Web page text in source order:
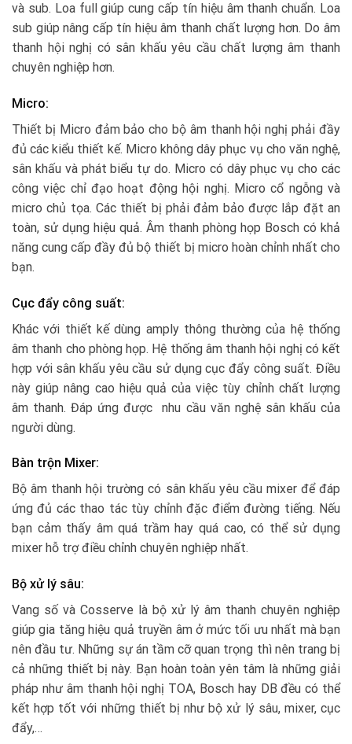
và sub. Loa full giúp cung cấp tín hiệu âm thanh chuẩn. Loa
sub giúp nâng cấp tín hiệu âm thanh chất lượng hơn. Do âm
thanh hội nghị có sân khấu yêu cầu chất lượng âm thanh
chuyên nghiệp hơn.
Micro:
Thiết bị Micro đảm bảo cho bộ âm thanh hội nghị phải đầy
đủ các kiểu thiết kế. Micro không dây phục vụ cho văn nghệ,
sân khấu và phát biểu tự do. Micro có dây phục vụ cho các
công việc chỉ đạo hoạt động hội nghị. Micro cổ ngỗng và
micro chủ tọa. Các thiết bị phải đảm bảo được lắp đặt an
toàn, sử dụng hiệu quả. Âm thanh phòng họp Bosch có khả
năng cung cấp đầy đủ bộ thiết bị micro hoàn chỉnh nhất cho
bạn.
Cục đẩy công suất:
Khác với thiết kế dùng amply thông thường của hệ thống
âm thanh cho phòng họp. Hệ thống âm thanh hội nghị có kết
hợp với sân khấu yêu cầu sử dụng cục đẩy công suất. Điều
này giúp nâng cao hiệu quả của việc tùy chỉnh chất lượng
âm thanh. Đáp ứng được nhu cầu văn nghệ sân khấu của
người dùng.
Bàn trộn Mixer:
Bộ âm thanh hội trường có sân khấu yêu cầu mixer để đáp
ứng đủ các thao tác tùy chỉnh đặc điểm đường tiếng. Nếu
bạn cảm thấy âm quá trầm hay quá cao, có thể sử dụng
mixer hỗ trợ điều chỉnh chuyên nghiệp nhất.
Bộ xử lý sâu:
Vang số và Cosserve là bộ xử lý âm thanh chuyên nghiệp
giúp gia tăng hiệu quả truyền âm ở mức tối ưu nhất mà bạn
nên đầu tư. Những sự án tầm cỡ quan trọng thì nên trang bị
cả những thiết bị này. Bạn hoàn toàn yên tâm là những giải
pháp như âm thanh hội nghị TOA, Bosch hay DB đều có thể
kết hợp tốt với những thiết bị như bộ xử lý sâu, mixer, cục
đẩy,…